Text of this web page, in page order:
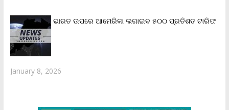
ଭାରତ ଉପରେ ଆମେରିକା ଲଗାଇବ ୫୦୦ ପ୍ରତିଶତ ଟାରିଫ
January 8, 2026